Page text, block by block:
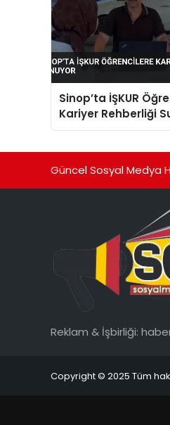
Sinop’ta İŞKUR
Kariyer Rehberliği
Güncel Sosyal Medya
Reklam & İşbirliği:
Copyright © 2025 Tüm